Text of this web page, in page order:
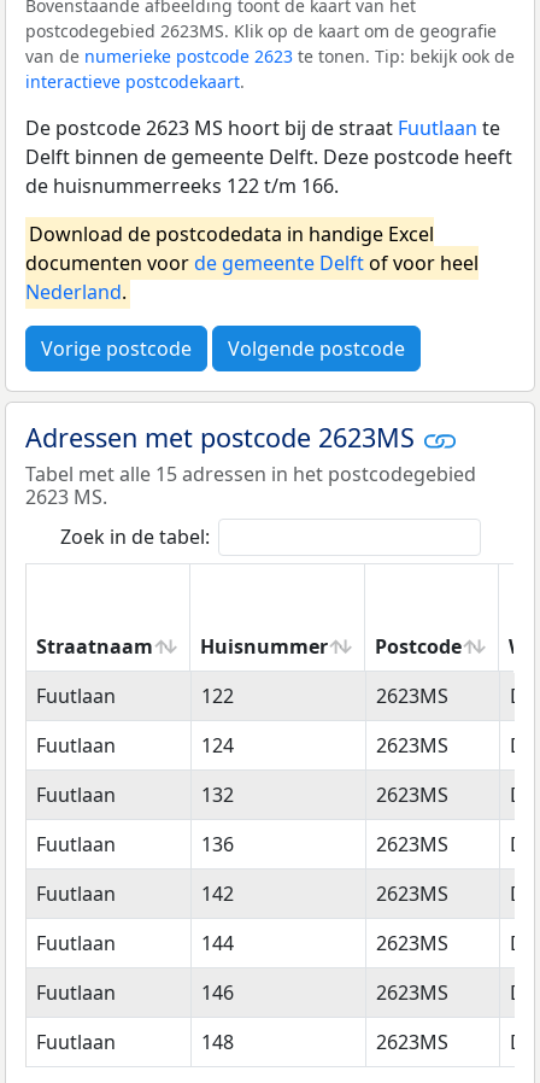
Bovenstaande afbeelding toont de kaart van het
postcodegebied 2623MS. Klik op de kaart om de geografie
van de numerieke postcode 2623 te tonen. Tip: bekijk ook de
interactieve postcodekaart.
De postcode 2623 MS hoort bij de straat Fuutlaan te
Delft binnen de gemeente Delft. Deze postcode heeft
de huisnummerreeks 122 t/m 166.
Download de postcodedata in handige Excel
documenten voorde gemeente Delftof voor heel
Nederland.
Vorige postcode Volgende postcode
Adressen met postcode 2623MS
Tabel met alle 15 adressen in het postcodegebied
2623 MS.
Zoek in de tabel:
Straatnaam Huisnummer Postcode
Straatnaam
Huisnummer Postcode
Fuutlaan 122 2623MS
Fuutlaan
124 2623MS
Fuutlaan
132 2623MS
Fuutlaan
136 2623MS
Fuutlaan
142 2623MS
Fuutlaan
144 2623MS
Fuutlaan
146 2623MS
Fuutlaan
148 2623MS